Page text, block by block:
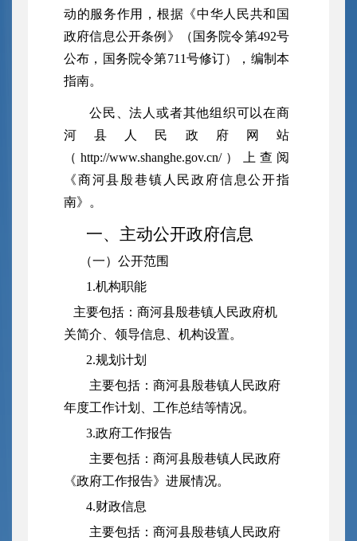
动的服务作用，根据《中华人民共和国
政府信息公开条例》（国务院令第492号
公布，国务院令第711号修订），编制本
指南。
公民、法人或者其他组织可以在商
河县人民政府网站
（http://www.shanghe.gov.cn/）上查阅
《商河县殷巷镇人民政府信息公开指
南》。
一、主动公开政府信息
（一）公开范围
1.机构职能
主要包括：商河县殷巷镇人民政府机
关简介、领导信息、机构设置。
2.规划计划
主要包括：商河县殷巷镇人民政府
年度工作计划、工作总结等情况。
3.政府工作报告
主要包括：商河县殷巷镇人民政府
《政府工作报告》进展情况。
4.财政信息
主要包括：商河县殷巷镇人民政府